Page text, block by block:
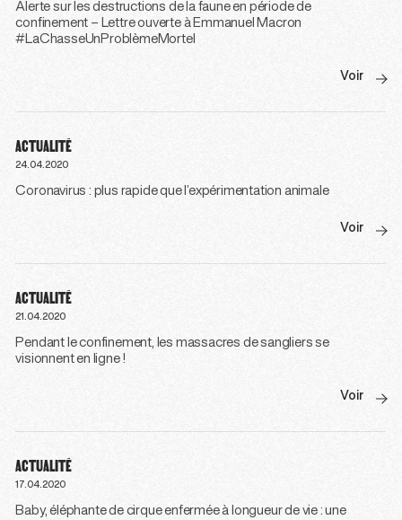
Alerte sur les destructions de la faune en période de
confinement – Lettre ouverte à Emmanuel Macron
#LaChasseUnProblèmeMortel
Voir
ACTUALITÉ
24.04.2020
Coronavirus : plus rapide que l’expérimentation animale
Voir
ACTUALITÉ
21.04.2020
Pendant le confinement, les massacres de sangliers se
visionnent en ligne !
Voir
ACTUALITÉ
17.04.2020
Baby, éléphante de cirque enfermée à longueur de vie : une